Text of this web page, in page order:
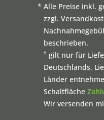
* Alle Preise inkl.
zzgl.
beschrieben.
† gilt nur für
Deutschlands,
Länder
Schaltfläche
Wir versenden